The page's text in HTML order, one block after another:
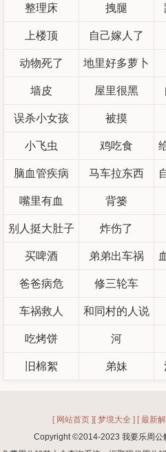
整理床 拽腿
上楼顶 自己嫁人了
动物死了 地里好多萝卜
墙皮 屋里很黑
误杀小女孩 被摸
小飞虫 鸡吃食
脑血管疾病 马车拉东西
嘴里有血 背篓
别人挺大肚子 炸伤了
买啤酒 弟弟出车祸
爸爸病危 修三轮车
车祸救人 和同村的人说
话
吃烤饼 河
旧棉絮 弟妹
[ 网站首页 ] [ 梦境大全 ] [ 最新
Copyright ©2014-2023 我要乐周公